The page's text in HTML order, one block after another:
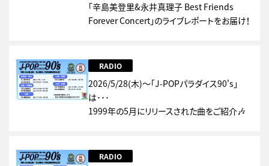
「辛島美登里&永井真理子 Best Friends
Forever Concert」のライブレポートをお届け！
RADIO
2026/5/28(木)～「J-POPパラダイス90's」
は･･･
1999年の5月にリリースされた曲をご紹介🎶
RADIO